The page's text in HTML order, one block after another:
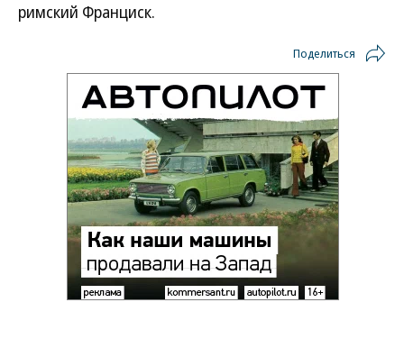
римский Франциск.
Поделиться